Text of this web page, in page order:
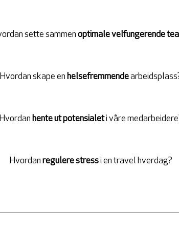
sette sammen optimale velfungerende
Hvordan skape en helsefremmende
Hvordan hente ut potensialeti våre
Hvordan regulere stressi en travel hverdag?